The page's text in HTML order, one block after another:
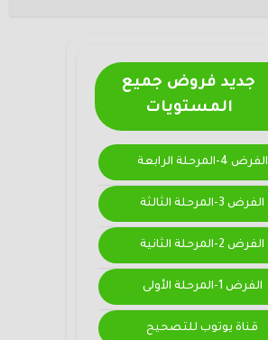
جديد فروض جميع
المستويات
الفرض 4-المرحلة الرابعة
الفرض 3-المرحلة الثالثة
الفرض 2-المرحلة الثانية
الفرض 1-المرحلة الأولى
قناة يوتوب للتصحيح